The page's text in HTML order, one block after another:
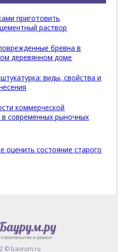
приготовить
раствор
бревна в
деревянном доме
виды, свойства и
коммерческой
современных рыночных
оценить состояние старого
© baurum.ru